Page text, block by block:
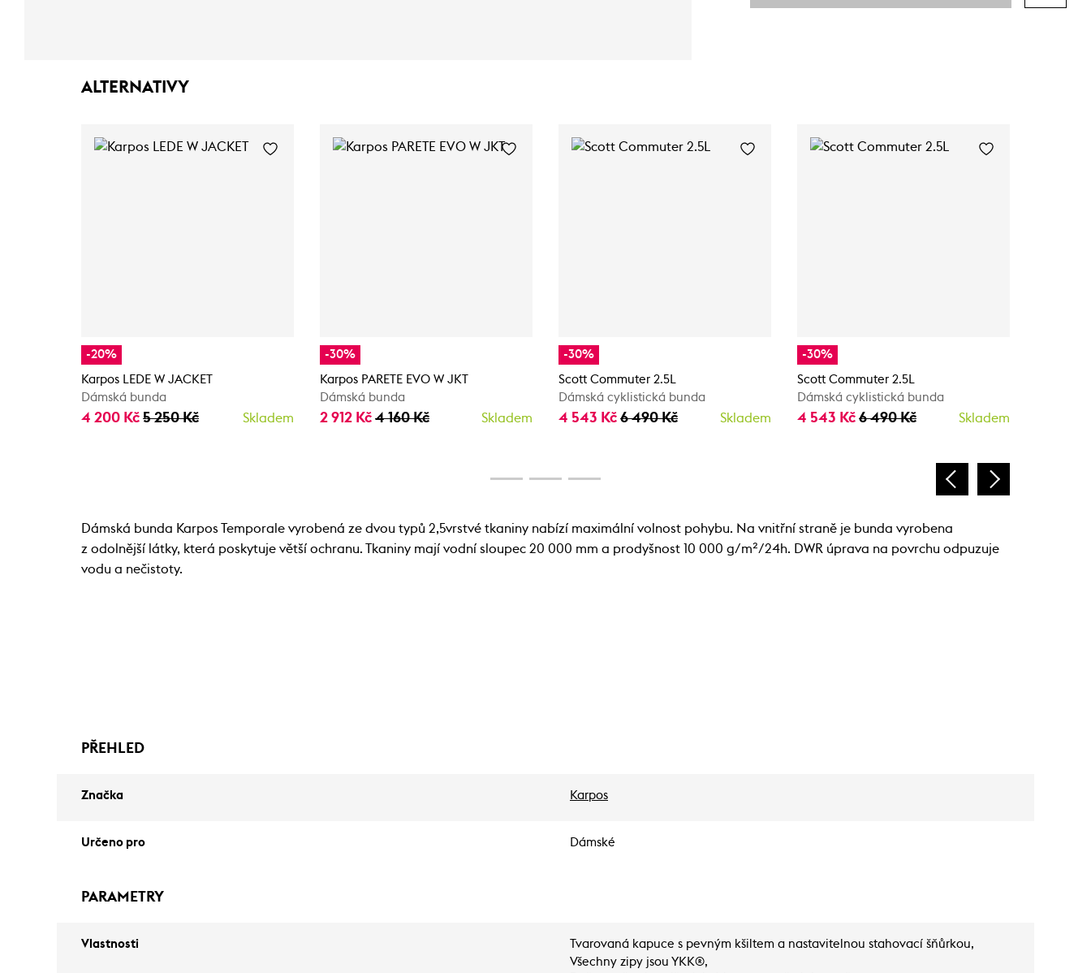
ALTERNATIVY
-20%
Karpos LEDE W JACKET
Dámská bunda
4 200 Kč 5 250 Kč Skladem
-30%
Karpos PARETE EVO W JKT
Dámská bunda
2 912 Kč 4 160 Kč Skladem
-30%
Scott Commuter 2.5L
Dámská cyklistická bunda
4 543 Kč 6 490 Kč Skladem
-30%
Scott Commuter 2.5L
Dámská cyklistická bunda
4 543 Kč 6 490 Kč Skladem
Dámská bunda Karpos Temporale vyrobená ze dvou typů 2,5vrstvé tkaniny nabízí maximální volnost pohybu. Na vnitřní straně je bunda vyrobena
z odolnější látky, která poskytuje větší ochranu. Tkaniny mají vodní sloupec 20 000 mm a prodyšnost 10 000 g/m²/24h. DWR úprava na povrchu odpuzuje
vodu a nečistoty.
PŘEHLED
Značka Karpos
Určeno pro Dámské
PARAMETRY
Vlastnosti
Tvarovaná kapuce s pevným kšiltem a nastavitelnou stahovací šňůrkou,
Všechny zipy jsou YKK®,